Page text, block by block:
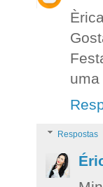
uma
Respostas